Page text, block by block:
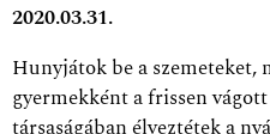
2020.03.31.
Hunyjátok be a
gyermekként a frissen